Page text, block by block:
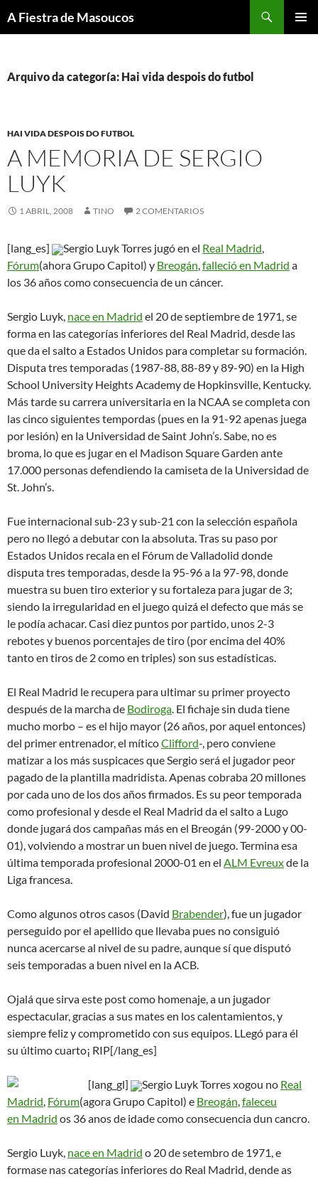
aoA Fiestra de Masoucos
Arquivo da categoría: Hai vida despois do futbol
HAI VIDA DESPOIS DO FUTBOL
A MEMORIA DE SERGIO
LUYK
1 ABRIL, 2008 TINO 2 COMENTARIOS
[lang_es] Sergio Luyk Torres jugó en el Real Madrid,
Fórum(ahora Grupo Capitol) y Breogán,falleció en Madrid a
los 36 años como consecuencia de un cáncer.
Sergio Luyk, nace en Madrid el 20 de septiembre de 1971, se
forma en las categorías inferiores del Real Madrid, desde las
que da el salto a Estados Unidos para completar su formación.
Disputa tres temporadas (1987-88, 88-89 y 89-90) en la High
School University Heights Academy de Hopkinsville, Kentucky.
Más tarde su carrera universitaria en la NCAA se completa con
las cinco siguientes tempordas (pues en la 91-92 apenas juega
por lesión) en la Universidad de Saint John’s. Sabe, no es
broma, lo que es jugar en el Madison Square Garden ante
17.000 personas defendiendo la camiseta de la Universidad de
St. John’s.
Fue internacional sub-23 y sub-21 con la selección española
pero no llegó a debutar con la absoluta. Tras su paso por
Estados Unidos recala en el Fórum de Valladolid donde
disputa tres temporadas, desde la 95-96 a la 97-98, donde
muestra su buen tiro exterior y su fortaleza para jugar de 3;
siendo la irregularidad en el juego quizá el defecto que más se
le podía achacar. Casi diez puntos por partido, unos 2-3
rebotes y buenos porcentajes de tiro (por encima del 40%
tanto en tiros de 2 como en triples) son sus estadísticas.
El Real Madrid le recupera para ultimar su primer proyecto
después de la marcha de Bodiroga. El fichaje sin duda tiene
mucho morbo – es el hijo mayor (26 años, por aquel entonces)
del primer entrenador, el míticoClifford-, pero conviene
matizar a los más suspicaces que Sergio será el jugador peor
pagado de la plantilla madridista. Apenas cobraba 20 millones
por cada uno de los dos años firmados. Es su peor temporada
como profesional y desde el Real Madrid da el salto a Lugo
donde jugará dos campañas más en el Breogán (99-2000 y 00-
01), volviendo a mostrar un buen nivel de juego. Termina esa
última temporada profesional 2000-01 en el ALM Evreuxde la
Liga francesa.
Como algunos otros casos (David Brabender), fue un jugador
perseguido por el apellido que llevaba pues no consiguió
nunca acercarse al nivel de su padre, aunque sí que disputó
seis temporadas a buen nivel en la ACB.
Ojalá que sirva este post como homenaje, a un jugador
espectacular, gracias a sus mates en los calentamientos, y
siempre feliz y comprometido con sus equipos. LLegó para él
su último cuarto¡ RIP[/lang_es]
[lang_gl] Sergio Luyk Torres xogou no Real
Madrid, Fórum(agora Grupo Capitol) e Breogán,faleceu
en Madrid os 36 anos de idade como consecuencia dun cancro.
Sergio Luyk, nace en Madrid o 20 de setembro de 1971, e
formase nas categorías inferiores do Real Madrid, dende as